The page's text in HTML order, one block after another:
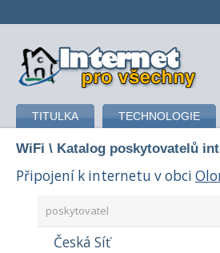
připojení k internetu
TITULKA TECHNOLOGIE
WiFi \ Katalog poskytovatelů
Připojení k internetu v obci
poskytovatel
Česká Síť